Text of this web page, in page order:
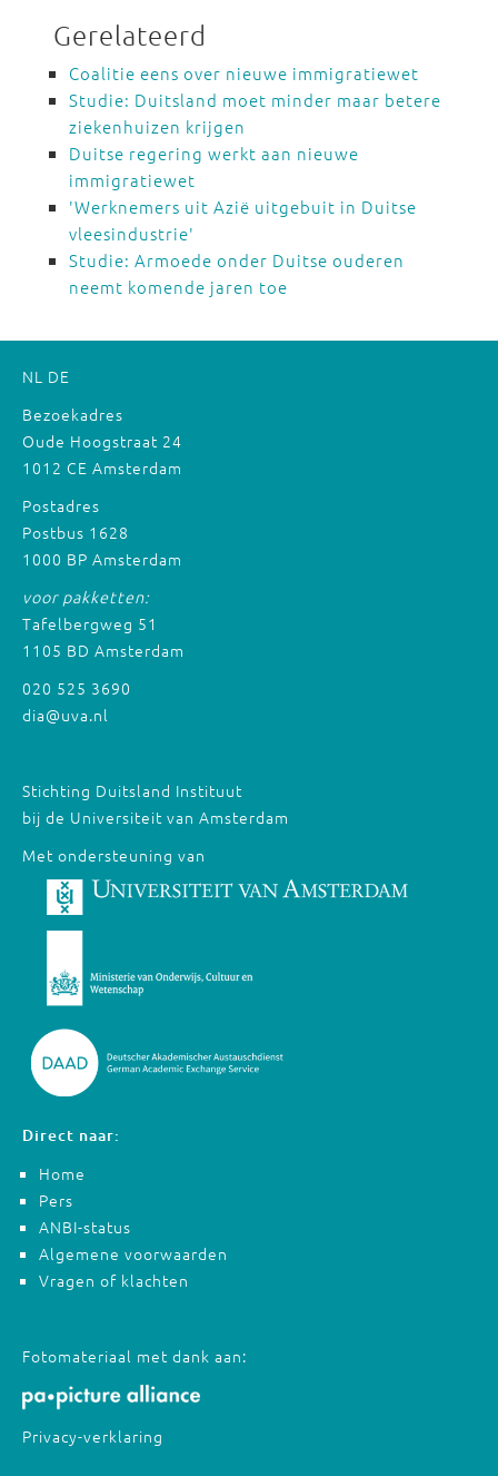
Gerelateerd
Coalitie eens over nieuwe immigratiewet
Studie: Duitsland moet minder maar betere
ziekenhuizen krijgen
Duitse regering werkt aan nieuwe
immigratiewet
'Werknemers uit Azië uitgebuit in Duitse
vleesindustrie'
Studie: Armoede onder Duitse ouderen
neemt komende jaren toe
NL DE
Bezoekadres
Oude Hoogstraat 24
1012 CE Amsterdam
Postadres
Postbus 1628
1000 BP Amsterdam
voor pakketten:
Tafelbergweg 51
1105 BD Amsterdam
020 525 3690
dia@uva.nl
Stichting Duitsland Instituut
bij de Universiteit van Amsterdam
Met ondersteuning van
Direct naar:
Home
Pers
ANBI-status
Algemene voorwaarden
Vragen of klachten
Fotomateriaal met dank aan:
Privacy-verklaring